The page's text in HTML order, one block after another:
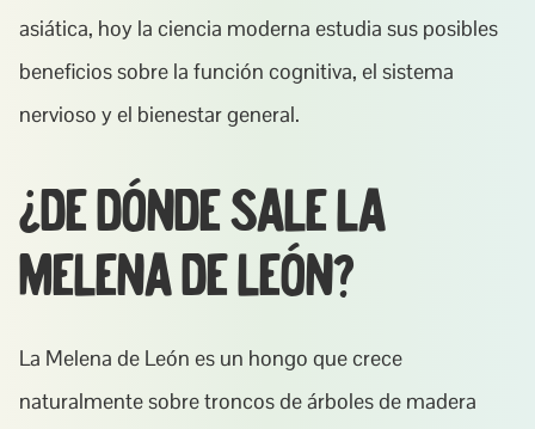
asiática, hoy la ciencia moderna estudia sus posibles
beneficios sobre la función cognitiva, el sistema
nervioso y el bienestar general.
¿De dónde sale la
Melena de León?
La Melena de León es un hongo que crece
naturalmente sobre troncos de árboles de madera